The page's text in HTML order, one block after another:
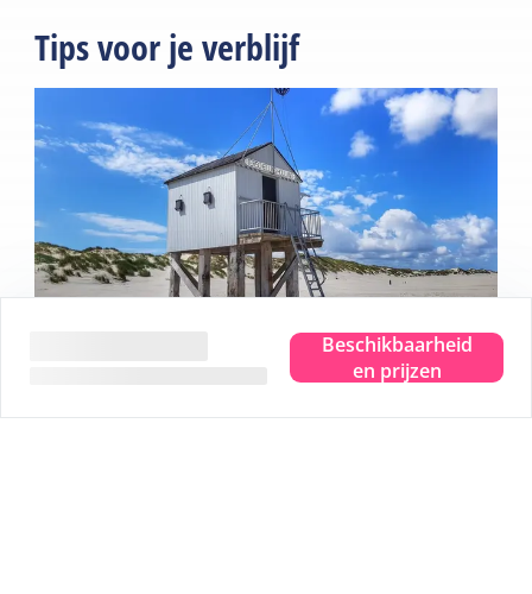
Beschikbaarheid
en prijzen
Tips voor je verblijf
Waar je ook bent, je proeft, ziet, hoort, ruikt en voelt de